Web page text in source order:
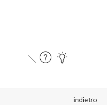
indietro